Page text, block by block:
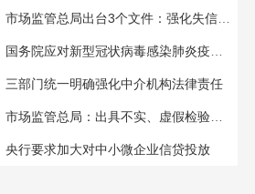
三部门统一明确强化中介机构法律责任
央行要求加大对中小微企业信贷投放